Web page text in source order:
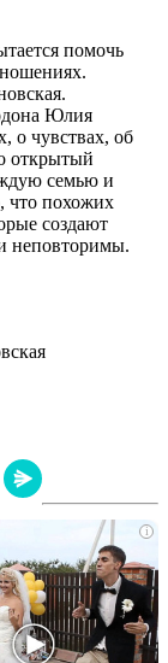
помочь
Юлия
о чувствах, об
открытый
семью и
что похожих
создают
неповторимы.
i